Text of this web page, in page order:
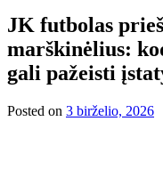
JK futbolas
marškinėlius:
gali pažeisti
Posted on 3 birželio, 2026